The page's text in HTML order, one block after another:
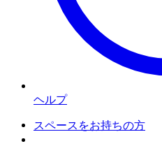
ヘルプ
スペースをお持ちの方